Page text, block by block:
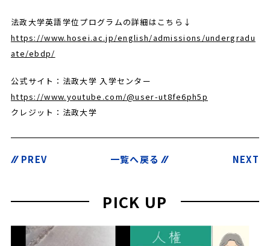
法政大学英語学位プログラムの詳細はこちら↓
https://www.hosei.ac.jp/english/admissions/undergradu
ate/ebdp/
公式サイト：法政大学 入学センター
https://www.youtube.com/@user-ut8fe6ph5p
クレジット：法政大学
PREV 一覧へ戻る NEXT
PICK UP